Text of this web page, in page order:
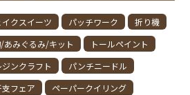
イクスイーツ パッチワーク
折り機
みぐるみ/キット
トールペイント
ジンクラフト
パンチニードル
支フェア
ペーパークイリング